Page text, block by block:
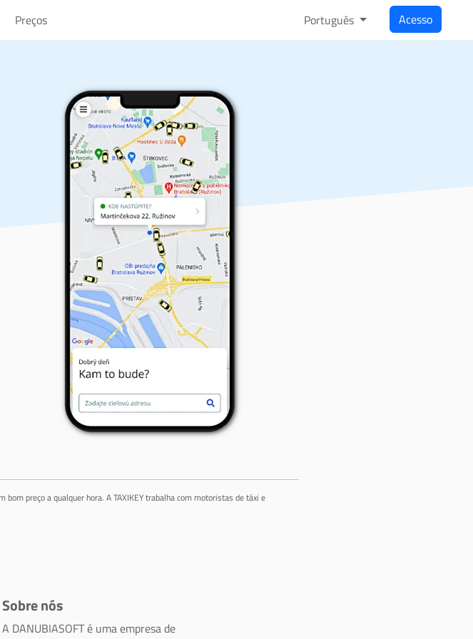
Preços Português Acesso
preço a qualquer hora. A TAXIKEY trabalha com motoristas de táxi e
Sobre nós
A DANUBIASOFT é uma empresa de